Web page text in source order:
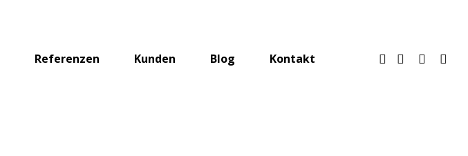
Referenzen Kunden Blog Kontakt